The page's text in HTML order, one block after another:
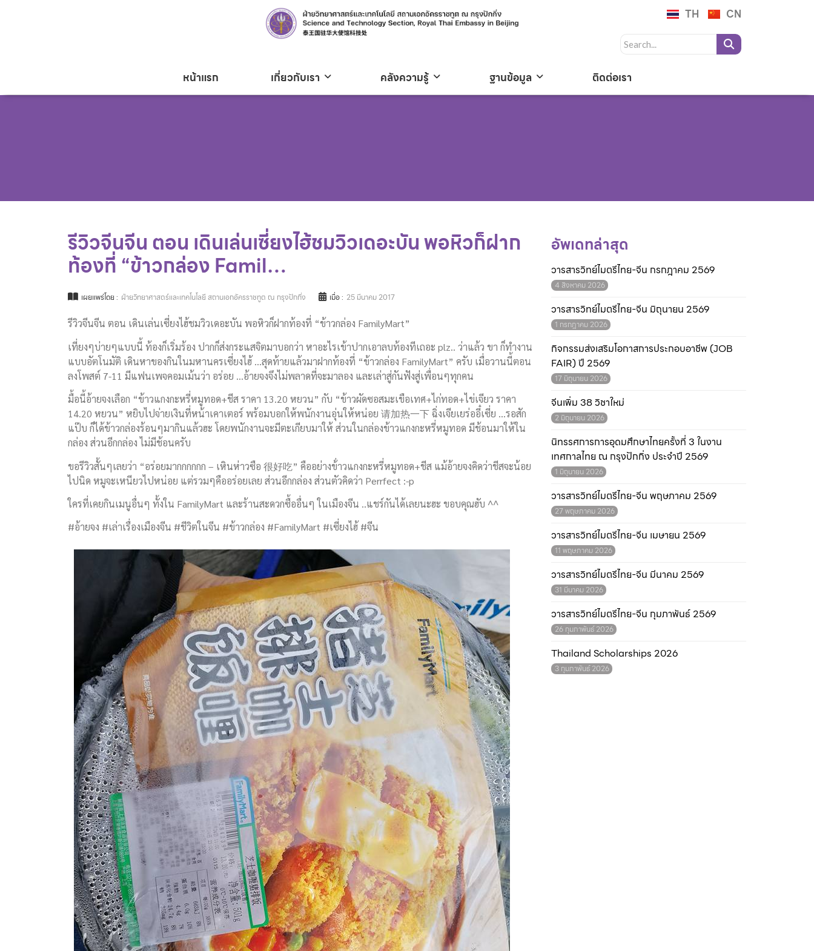
TH CN
หน้าแรก เกี่ยวกับเรา คลังความรู้ ฐานข้อมูล ติดต่อเรา
รีวิวจีนจีน ตอน เดินเล่นเซี่ยงไฮ้ชมวิวเดอะบัน พอหิวก็ฝาก
ท้องที่ “ข้าวกล่อง Famil…
เผยแพร่โดย : ฝ่ายวิทยาศาสตร์และเทคโนโลยี สถานเอกอัครราชทูต ณ กรุงปักกิ่ง เมื่อ : 25 มีนาคม 2017
รีวิวจีนจีน ตอน เดินเล่นเซี่ยงไฮ้ชมวิวเดอะบัน พอหิวก็ฝากท้องที่ “ข้าวกล่อง FamilyMart”
เที่ยงๆบ่ายๆแบบนี้ ท้องก็เริ่มร้อง ปากก็ส่งกระแสจิตมาบอกว่า หาอะไรเข้าปากเอาลบท้องทีเถอะ plz.. ว่าแล้ว ขา ก็ทำงาน
แบบอัตโนมัติ เดินหาของกินในมหานครเซี่ยงไฮ้ …สุดท้ายแล้วมาฝากท้องที่ “ข้าวกล่อง FamilyMart” ครับ เมื่อวานนี้ตอน
ลงโพสต์ 7-11 มีแฟนเพจคอมเม้นว่า อร่อย …อ้ายจงจึงไม่พลาดที่จะมาลอง และเล่าสู่กันฟังสู่เพื่อนๆทุกคน
มื้อนี้อ้ายจงเลือก “ข้าวแกงกะหรี่หมูทอด+ชีส ราคา 13.20 หยวน” กับ “ข้าวผัดซอสมะเขือเทศ+ไก่ทอด+ไข่เจียว ราคา
14.20 หยวน” หยิบไปจ่ายเงินที่หน้าเคาเตอร์ พร้อมบอกให้พนักงานอุ่นให้หน่อย 请加热一下 ฉิ่งเจียเยร่ออี๋เซี่ย …รอสัก
แป๊บ ก็ได้ข้าวกล่องร้อนๆมากินแล้วฮะ โดยพนักงานจะมีตะเกียบมาให้ ส่วนในกล่องข้าวแกงกะหรี่หมูทอด มีช้อนมาให้ใน
กล่อง ส่วนอีกกล่อง ไม่มีช้อนครับ
ขอรีวิวสั้นๆเลยว่า “อร่อยมากกกกกก – เหินห่าวซือ 很好吃” คืออย่างข้่าวแกงกะหรี่หมูทอด+ชีส แม้อ้ายจงคิดว่าชีสจะน้อย
ไปนิด หมูจะเหนียวไปหน่อย แต่รวมๆคืออร่อยเลย ส่วนอีกกล่อง ส่วนตัวคิดว่า Perrfect :-p
ใครที่เคยกินเมนูอื่นๆ ทั้งใน FamilyMart และร้านสะดวกซื้ออื่นๆ ในเมืองจีน ..แชร์กันได้เลยนะฮะ ขอบคุณฮับ ^^
#อ้ายจง #เล่าเรื่องเมืองจีน #ชีวิตในจีน #ข้าวกล่อง #FamilyMart #เซี่ยงไฮ้ #จีน
อัพเดทล่าสุด
วารสารวิทย์ไมตรีไทย-จีน กรกฎาคม 2569
4 สิงหาคม 2026
วารสารวิทย์ไมตรีไทย-จีน มิถุนายน 2569
1 กรกฎาคม 2026
กิจกรรมส่งเสริมโอกาสการประกอบอาชีพ (JOB
FAIR) ปี 2569
17 มิถุนายน 2026
จีนเพิ่ม 38 วิชาใหม่
2 มิถุนายน 2026
นิทรรศการการอุดมศึกษาไทยครั้งที่ 3 ในงาน
เทศกาลไทย ณ กรุงปักกิ่ง ประจำปี 2569
1 มิถุนายน 2026
วารสารวิทย์ไมตรีไทย-จีน พฤษภาคม 2569
27 พฤษภาคม 2026
วารสารวิทย์ไมตรีไทย-จีน เมษายน 2569
11 พฤษภาคม 2026
วารสารวิทย์ไมตรีไทย-จีน มีนาคม 2569
31 มีนาคม 2026
วารสารวิทย์ไมตรีไทย-จีน กุมภาพันธ์ 2569
26 กุมภาพันธ์ 2026
Thailand Scholarships 2026
3 กุมภาพันธ์ 2026